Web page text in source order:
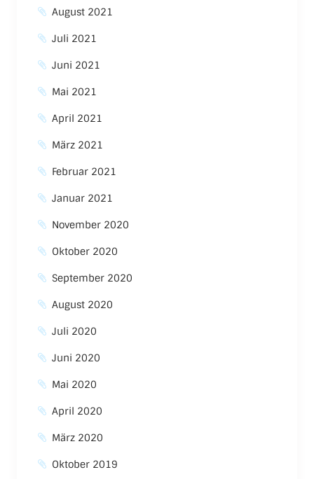
August 2021
Juli 2021
Juni 2021
Mai 2021
April 2021
März 2021
Februar 2021
Januar 2021
November 2020
Oktober 2020
September 2020
August 2020
Juli 2020
Juni 2020
Mai 2020
April 2020
März 2020
Oktober 2019